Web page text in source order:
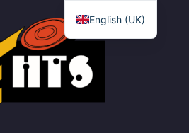
English (UK)
Nederlands